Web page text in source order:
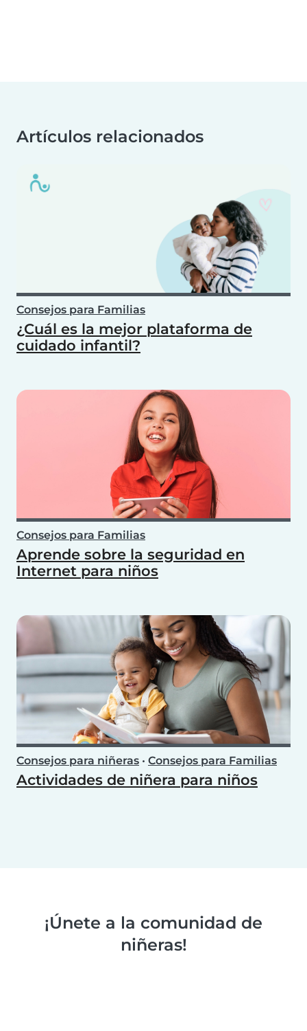
Artículos relacionados
Consejos para Familias
¿Cuál es la mejor plataforma de
cuidado infantil?
Consejos para Familias
Aprende sobre la seguridad en
Internet para niños
Consejos para niñeras • Consejos para Familias
Actividades de niñera para niños
¡Únete a la comunidad de
niñeras!